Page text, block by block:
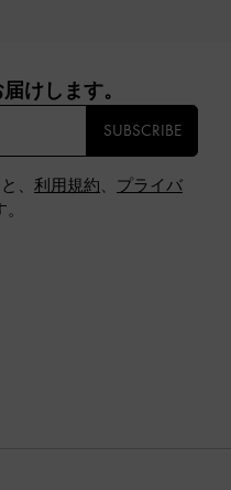
けします。​
SUBSCRIBE
、 利用規約、 プライバ